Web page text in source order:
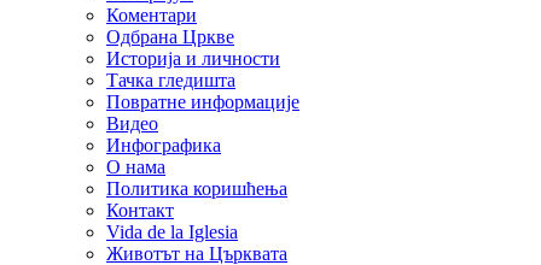
Коментари
Одбрана Цркве
Историја и личности
Тачка гледишта
Повратне информације
Видео
Инфографика
О нама
Политика коришћења
Контакт
Vida de la Iglesia
Животът на Църквата